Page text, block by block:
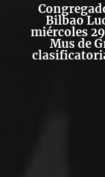
Bilbao
miércoles
Mus de